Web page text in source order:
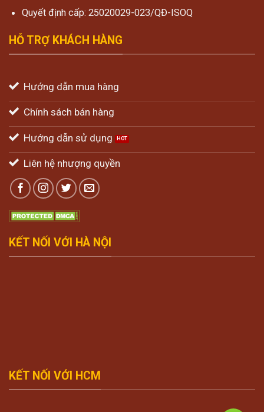
Quyết định cấp: 25020029-023/QĐ-ISOQ
HỖ TRỢ KHÁCH HÀNG
Hướng dẫn mua hàng
Chính sách bán hàng
Hướng dẫn sử dụng
Liên hệ nhượng quyền
KẾT NỐI VỚI HÀ NỘI
KẾT NỐI VỚI HCM